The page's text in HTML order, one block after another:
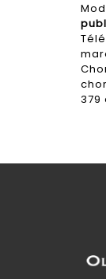
379